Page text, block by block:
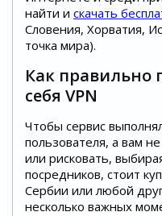
найти и скачать
Словения, Хорватия,
точка мира).
Как правильно
себя VPN
Чтобы сервис
пользователя, а вам
или рисковать,
посредников, стоит
Сербии или любой
несколько важных